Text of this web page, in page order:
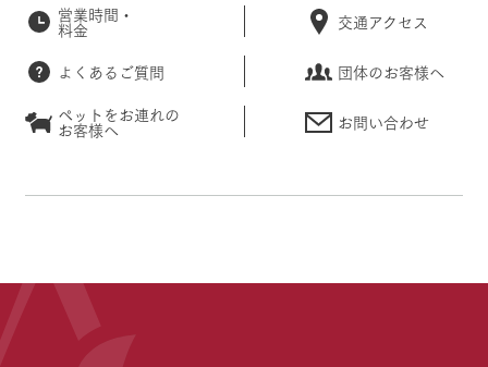
営業時間・
料金 交通アクセス
よくあるご質問
団体のお客様へ
ペットをお連れの
お客様へ お問い合わせ